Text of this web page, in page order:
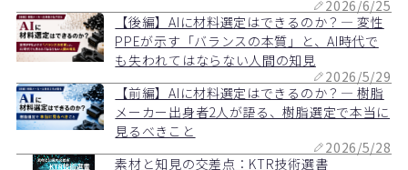
2026/6/25
【後編】AIに材料選定はできるのか？― 変性
PPEが示す「バランスの本質」と、AI時代で
も失われてはならない人間の知見
2026/5/29
【前編】AIに材料選定はできるのか？― 樹脂
メーカー出身者2人が語る、樹脂選定で本当に
見るべきこと
2026/5/28
素材と知見の交差点：KTR技術選書